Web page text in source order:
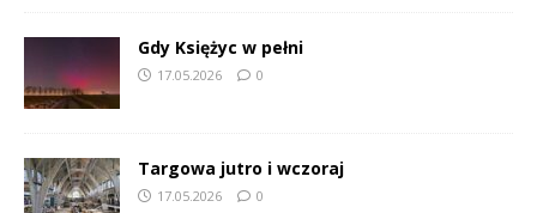
Gdy Księżyc w pełni
17.05.2026 0
Targowa jutro i wczoraj
17.05.2026 0